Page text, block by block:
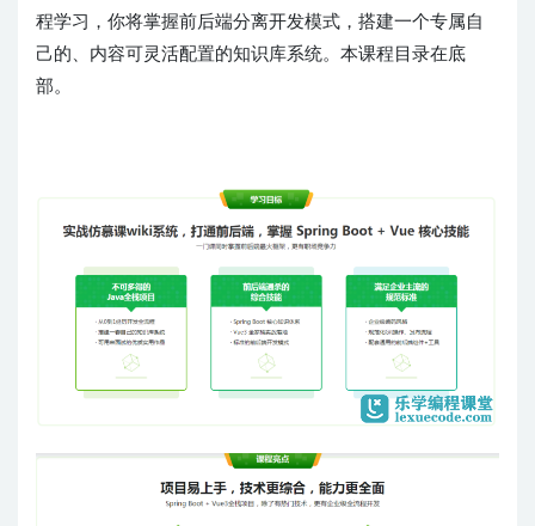
程学习，你将掌握前后端分离开发模式，搭建一个专属自
己的、内容可灵活配置的知识库系统。本课程目录在底
部。